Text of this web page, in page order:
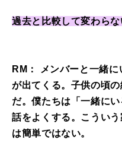
過去と比較して変わらな
RM： メンバーと一緒
が出てくる。子供の頃
だ。僕たちは「一緒に
話をよくする。こうい
は簡単ではない。